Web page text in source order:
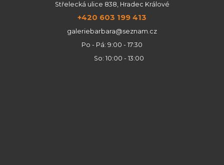
Střelecká ulice 838, Hradec Králové
+420 603 199 413
galeriebarbara@seznam.cz
Po - Pá: 9:00 - 17:30
So: 10:00 - 13:00